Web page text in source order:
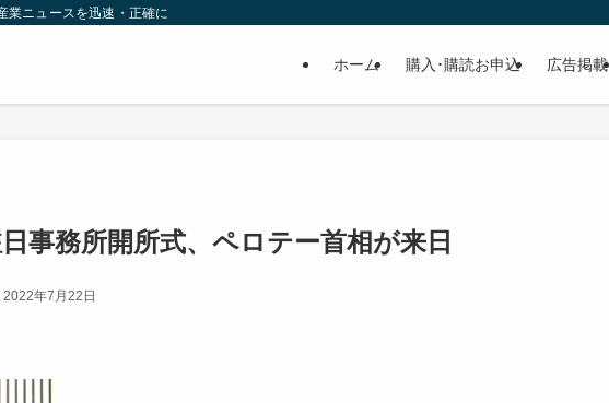
業ニュースを迅速・正確に
ホーム 購入･購読お申込 広告掲載
事務所開所式、ペロテー首相が来日
2022年7月22日